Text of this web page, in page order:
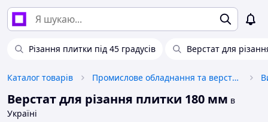
Різання плитки під 45 градусів Верстат для
Каталог товарів Промислове обладнання та верстати
Верстат для різання плитки 180 мм в
Україні